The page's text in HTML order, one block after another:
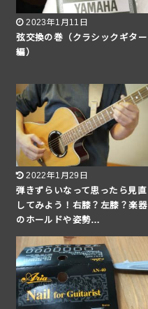
2023年1月11日
弦交換の巻（クラシックギター
編）
2022年1月29日
弾きずらいなって思ったら見直
してみよう！右膝？左膝？楽器
のホールドや姿勢…